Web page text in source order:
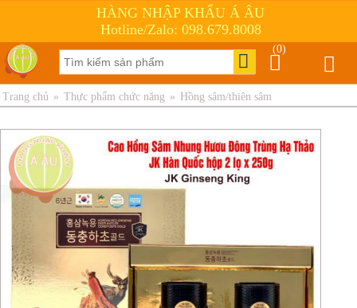
HÀNG NHẬP KHẨU Á ÂU
Hotline/Zalo: 098.679.8008
(0)
Trang chủ » Thực phẩm chức năng » Hồng sâm/thiên sâm